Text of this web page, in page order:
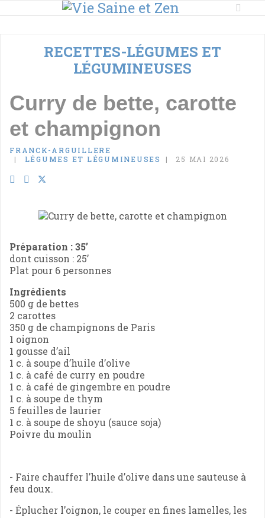
RECETTES-LÉGUMES ET
LÉGUMINEUSES
Curry de bette, carotte
et champignon
FRANCK-ARGUILLERE
LÉGUMES ET LÉGUMINEUSES
25 MAI 2026
Préparation : 35’
dont cuisson : 25’
Plat pour 6 personnes
Ingrédients
500 g de bettes
2 carottes
350 g de champignons de Paris
1 oignon
1 gousse d’ail
1 c. à soupe d’huile d’olive
1 c. à café de curry en poudre
1 c. à café de gingembre en poudre
1 c. à soupe de thym
5 feuilles de laurier
1 c. à soupe de shoyu (sauce soja)
Poivre du moulin
- Faire chauffer l’huile d’olive dans une sauteuse à
feu doux.
- Éplucher l’oignon, le couper en fines lamelles, les